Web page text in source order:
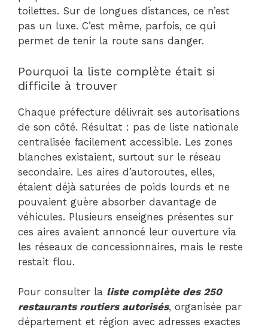
toilettes. Sur de longues distances, ce n’est
pas un luxe. C’est même, parfois, ce qui
permet de tenir la route sans danger.
Pourquoi la liste complète était si
difficile à trouver
Chaque préfecture délivrait ses autorisations
de son côté. Résultat : pas de liste nationale
centralisée facilement accessible. Les zones
blanches existaient, surtout sur le réseau
secondaire. Les aires d’autoroutes, elles,
étaient déjà saturées de poids lourds et ne
pouvaient guère absorber davantage de
véhicules. Plusieurs enseignes présentes sur
ces aires avaient annoncé leur ouverture via
les réseaux de concessionnaires, mais le reste
restait flou.
Pour consulter la liste complète des 250
restaurants routiers autorisés, organisée par
département et région avec adresses exactes